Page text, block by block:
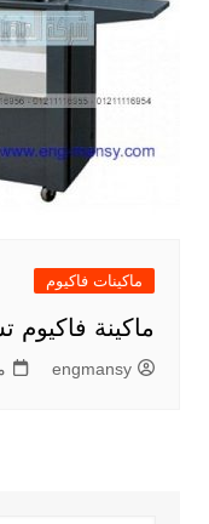
ماكينات فاكيوم
ماكينة فاكيوم
engmansy